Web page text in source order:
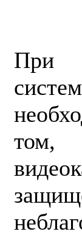
При
том,